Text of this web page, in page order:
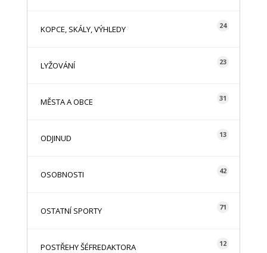
KOPCE, SKÁLY, VÝHLEDY 24
LYŽOVÁNÍ 23
MĚSTA A OBCE 31
ODJINUD 13
OSOBNOSTI 42
OSTATNÍ SPORTY 71
POSTŘEHY ŠÉFREDAKTORA 12